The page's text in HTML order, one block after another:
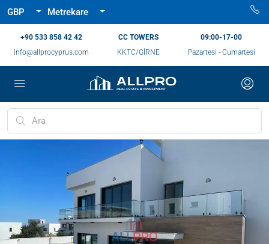
GBP Metrekare
‪+90 533 858 42 42‬
info@allprocyprus.com
CC TOWERS
KKTC/GİRNE
09:00-17-00
Pazartesi - Cumartesi